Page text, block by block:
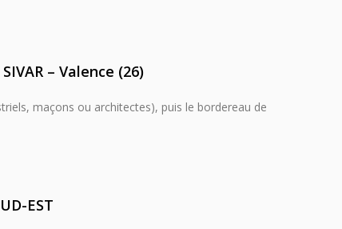
– Valence (26)
maçons ou architectes), puis le bordereau de
EST